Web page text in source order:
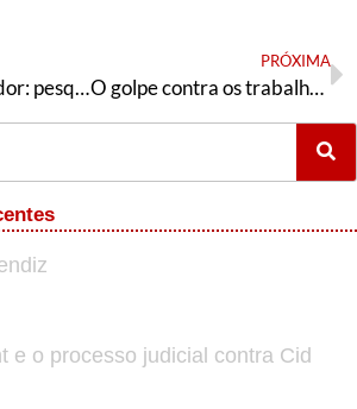
Eleições no Equador: pesquisa aponta 7 pontos de vantagem de Arauz em relação a Lasso
PRÓXIMA
O golpe contra os trabalhadores
e o processo judicial contra Cid